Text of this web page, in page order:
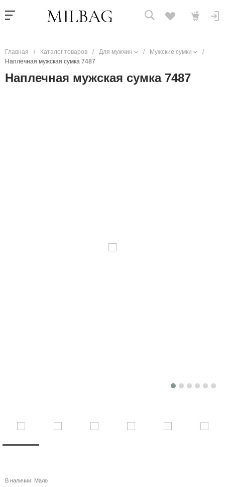
Главная / Каталог товаров / Для мужчин / Мужские сумки
/
Наплечная мужская сумка 7487
Наплечная мужская сумка 7487
В наличии: Мало